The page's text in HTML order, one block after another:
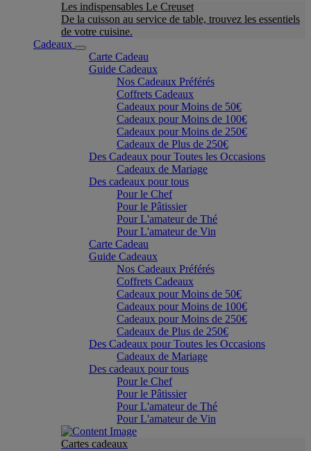
Les indispensables Le Creuset
De la cuisson au service de table, trouvez les essentiels
de votre cuisine.
Cadeaux
Carte Cadeau
Guide Cadeaux
Nos Cadeaux Préférés
Coffrets Cadeaux
Cadeaux pour Moins de 50€
Cadeaux pour Moins de 100€
Cadeaux pour Moins de 250€
Cadeaux de Plus de 250€
Des Cadeaux pour Toutes les Occasions
Cadeaux de Mariage
Des cadeaux pour tous
Pour le Chef
Pour le Pâtissier
Pour L'amateur de Thé
Pour L'amateur de Vin
Carte Cadeau
Guide Cadeaux
Nos Cadeaux Préférés
Coffrets Cadeaux
Cadeaux pour Moins de 50€
Cadeaux pour Moins de 100€
Cadeaux pour Moins de 250€
Cadeaux de Plus de 250€
Des Cadeaux pour Toutes les Occasions
Cadeaux de Mariage
Des cadeaux pour tous
Pour le Chef
Pour le Pâtissier
Pour L'amateur de Thé
Pour L'amateur de Vin
Cartes cadeaux